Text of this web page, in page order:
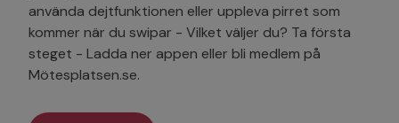
använda dejtfunktionen eller uppleva pirret som
kommer när du swipar - Vilket väljer du? Ta första
steget - Ladda ner appen eller bli medlem på
Mötesplatsen.se.